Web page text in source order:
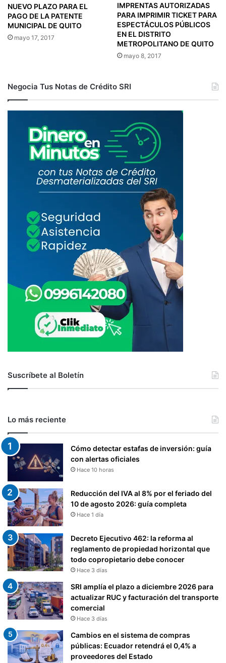
NUEVO PLAZO PARA EL
PAGO DE LA PATENTE
MUNICIPAL DE QUITO
mayo 17, 2017
IMPRENTAS AUTORIZADAS
PARA IMPRIMIR TICKET PARA
ESPECTÁCULOS PÚBLICOS
EN EL DISTRITO
METROPOLITANO DE QUITO
mayo 8, 2017
Negocia Tus Notas de Crédito SRI
Suscríbete al Boletín
Lo más reciente
Cómo detectar estafas de inversión: guía
con alertas oficiales
Hace 10 horas
Reducción del IVA al 8% por el feriado del
10 de agosto 2026: guía completa
Hace 1 día
Decreto Ejecutivo 462: la reforma al
reglamento de propiedad horizontal que
todo copropietario debe conocer
Hace 3 días
SRI amplía el plazo a diciembre 2026 para
actualizar RUC y facturación del transporte
comercial
Hace 3 días
Cambios en el sistema de compras
públicas: Ecuador retendrá el 0,4% a
proveedores del Estado